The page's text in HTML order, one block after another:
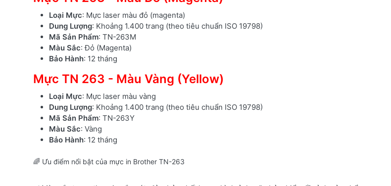
Loại Mực: Mực laser màu đỏ (magenta)
Dung Lượng: Khoảng 1.400 trang (theo tiêu chuẩn ISO 19798)
Mã Sản Phẩm: TN-263M
Màu Sắc: Đỏ (Magenta)
Bảo Hành: 12 tháng
Mực TN 263 - Màu Vàng (Yellow)
Loại Mực: Mực laser màu vàng
Dung Lượng: Khoảng 1.400 trang (theo tiêu chuẩn ISO 19798)
Mã Sản Phẩm: TN-263Y
Màu Sắc: Vàng
Bảo Hành: 12 tháng
🌈 Ưu điểm nổi bật của mực in Brother TN-263